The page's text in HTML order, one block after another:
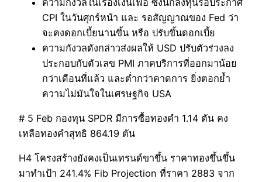
CPI ในวันศุกร์หน้า และ รอสัญญาณของ Fed ว่า
จะคงดอกเบี้ยนานขึ้น หรือ ปรับขึ้นดอกเบี้ย
ความกังวลดังกล่าวส่งผลให้ USD ปรับตัวร่วงลง
ประกอบกับตัวเลข PMI ภาคบริการที่ออกมาน้อย
กว่าเดือนที่แล้ว และต่ำกว่าคาดการ ยิ่งตอกย้ำ
ความไม่มันใจในเศรษฐกิจ USA
# 5 Feb กองทุน SPDR มีการซื้อทองคำ 1.14 ตัน คง
เหลือทองคำสุทธิ 864.19 ตัน
H4 โครงสร้างยังคงเป็นเทรนด์ขาขึ้น ราคาทองขึ้นขึ้น
มาทำเป้า 241.4% Fib Projection ที่ราคา 2883 จาก